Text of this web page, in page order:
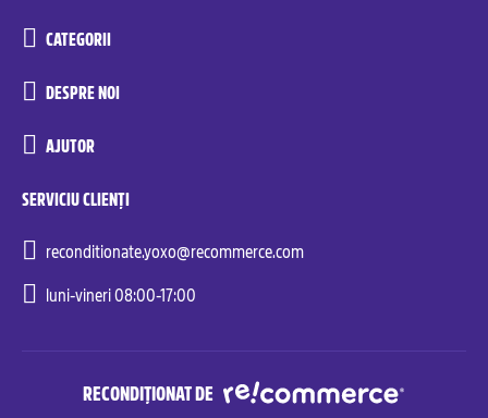
CATEGORII
DESPRE NOI
AJUTOR
SERVICIU CLIENȚI
reconditionate.yoxo@recommerce.com
luni-vineri 08:00-17:00
RECONDIȚIONAT DE